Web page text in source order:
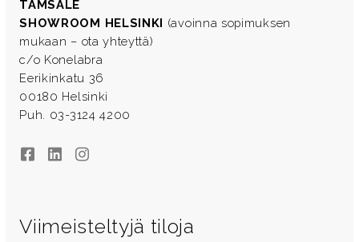
TAMSALE
SHOWROOM HELSINKI (avoinna sopimuksen
mukaan – ota yhteyttä)
c/o Konelabra
Eerikinkatu 36
00180 Helsinki
Puh. 03-3124 4200
FacebookLinkedInInstagram
Viimeisteltyjä tiloja